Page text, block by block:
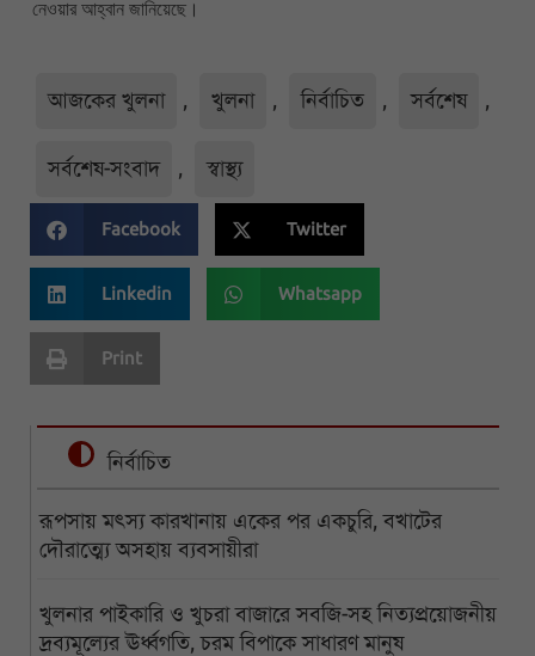
নেওয়ার আহ্বান জানিয়েছে।
আজকের খুলনা , খুলনা , নির্বাচিত , সর্বশেষ ,
সর্বশেষ-সংবাদ , স্বাস্থ্য
Facebook Twitter
Linkedin Whatsapp
Print
নির্বাচিত
রূপসায় মৎস্য কারখানায় একের পর একচুরি, বখাটের
দৌরাত্ম্যে অসহায় ব্যবসায়ীরা
খুলনার পাইকারি ও খুচরা বাজারে সবজি-সহ নিত্যপ্রয়োজনীয়
দ্রব্যমূল্যের ঊর্ধ্বগতি, চরম বিপাকে সাধারণ মানুষ